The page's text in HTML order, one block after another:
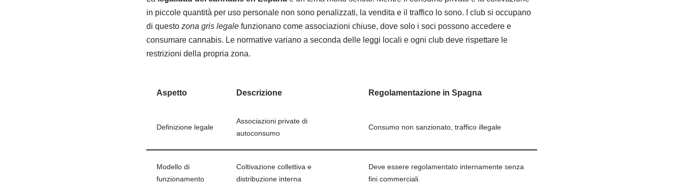
in piccole quantità per uso personale non sono penalizzati, la vendita e il traffico lo sono. I club si occupano
di questo zona gris legalefunzionano come associazioni chiuse, dove solo i soci possono accedere e
consumare cannabis. Le normative variano a seconda delle leggi locali e ogni club deve rispettare le
restrizioni della propria zona.
Aspetto Descrizione Regolamentazione in Spagna
Definizione legale
Associazioni private di
autoconsumo
Consumo non sanzionato, traffico illegale
Modello di
funzionamento
Coltivazione collettiva e
distribuzione interna
Deve essere regolamentato internamente senza
fini commerciali.